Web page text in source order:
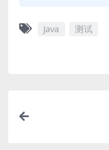
Java 测试